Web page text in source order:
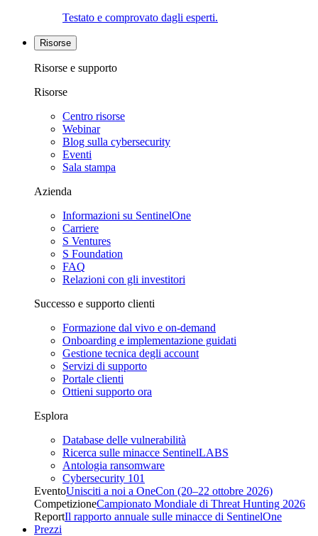
Testato e comprovato dagli esperti.
Risorse
Risorse e supporto
Risorse
Centro risorse
Webinar
Blog sulla cybersecurity
Eventi
Sala stampa
Azienda
Informazioni su SentinelOne
Carriere
S Ventures
S Foundation
FAQ
Relazioni con gli investitori
Successo e supporto clienti
Formazione dal vivo e on-demand
Onboarding e implementazione guidati
Gestione tecnica degli account
Servizi di supporto
Portale clienti
Ottieni supporto ora
Esplora
Database delle vulnerabilità
Ricerca sulle minacce SentinelLABS
Antologia ransomware
Cybersecurity 101
EventoUnisciti a noi a OneCon (20–22 ottobre 2026)
CompetizioneCampionato Mondiale di Threat Hunting 2026
ReportIl rapporto annuale sulle minacce di SentinelOne
Prezzi